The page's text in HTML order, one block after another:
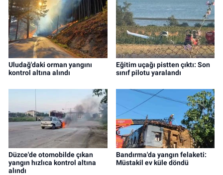
Uludağ'daki orman yangını
kontrol altına alındı
Eğitim uçağı pistten çıktı: Son
sınıf pilotu yaralandı
Düzce'de otomobilde çıkan
yangın hızlıca kontrol altına
alındı
Bandırma'da yangın felaketi:
Müstakil ev küle döndü